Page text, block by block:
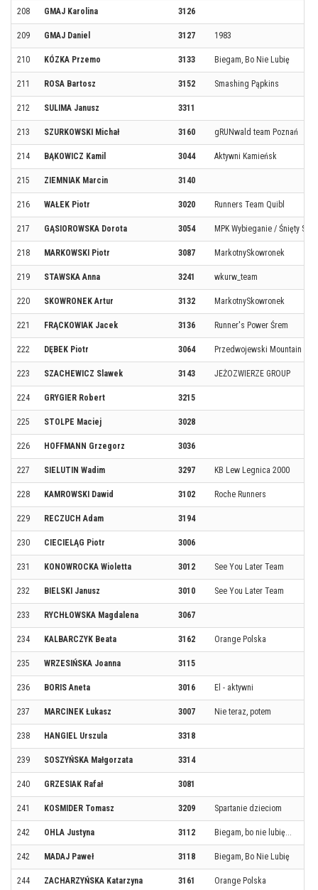
208 GMAJ Karolina 3126
209 GMAJ Daniel 3127 1983
210 KÓZKA Przemo 3133 Biegam, Bo Nie Lubię
211 ROSA Bartosz 3152 Smashing Pąpkins
212 SULIMA Janusz 3311
213 SZURKOWSKI Michał 3160 gRUNwald team Poznań
214 BĄKOWICZ Kamil 3044 Aktywni Kamieńsk
215 ZIEMNIAK Marcin 3140
216 WAŁEK Piotr 3020 Runners Team Quibl
217 GĄSIOROWSKA Dorota 3054 MPK Wybieganie / Śnięty Sum
218 MARKOWSKI Piotr 3087 MarkotnySkowronek
219 STAWSKA Anna 3241 wkurw_team
220 SKOWRONEK Artur 3132 MarkotnySkowronek
221 FRĄCKOWIAK Jacek 3136 Runner's Power Śrem
222 DĘBEK Piotr 3064 Przedwojewski Mountain
223 SZACHEWICZ Slawek 3143 JEŻOZWIERZE GROUP
224 GRYGIER Robert 3215
225 STOLPE Maciej 3028
226 HOFFMANN Grzegorz 3036
227 SIELUTIN Wadim 3297 KB Lew Legnica 2000
228 KAMROWSKI Dawid 3102 Roche Runners
229 RECZUCH Adam 3194
230 CIECIELĄG Piotr 3006
231 KONOWROCKA Wioletta 3012 See You Later Team
232 BIELSKI Janusz 3010 See You Later Team
233 RYCHŁOWSKA Magdalena 3067
234 KALBARCZYK Beata 3162 Orange Polska
235 WRZESIŃSKA Joanna 3115
236 BORIS Aneta 3016 El - aktywni
237 MARCINEK Łukasz 3007 Nie teraz, potem
238 HANGIEL Urszula 3318
239 SOSZYŃSKA Małgorzata 3314
240 GRZESIAK Rafał 3081
241 KOSMIDER Tomasz 3209 Spartanie dzieciom
242 OHLA Justyna 3112 Biegam, bo nie lubię...
242 MADAJ Paweł 3118 Biegam, Bo Nie Lubię
244 ZACHARZYŃSKA Katarzyna 3161 Orange Polska